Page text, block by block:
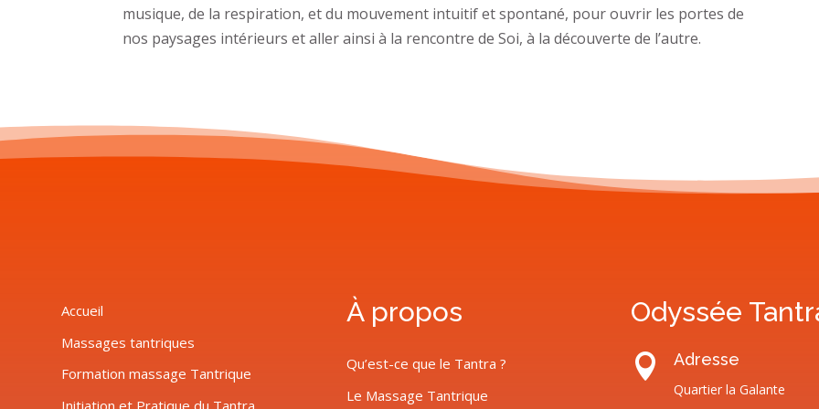
musique, de la respiration, et du mouvement intuitif et spontané, pour ouvrir les portes de
nos paysages intérieurs et aller ainsi à la rencontre de Soi, à la découverte de l’autre.
Accueil
Massages tantriques
Formation massage Tantrique
Initiation et Pratique du Tantra
À propos
Qu’est-ce que le Tantra ?
Le Massage Tantrique
Odyssée
 Adresse
Quartier la Galante